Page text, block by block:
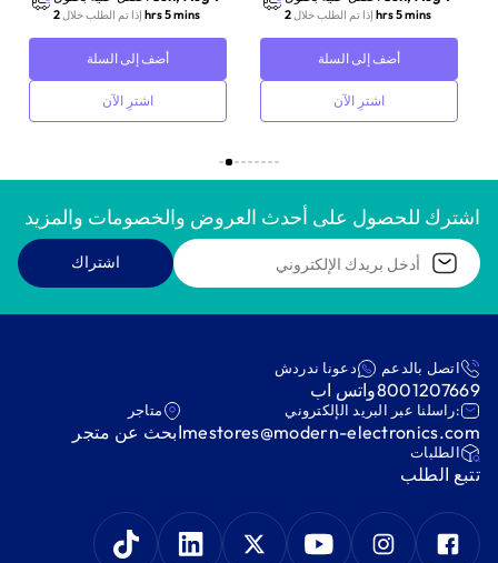
إذا تم الطلب خلال 2 hrs 5 mins
أضف إلى السلة
اشترِ الآن
إذا تم الطلب خلال 2 hrs 5 mins
أضف إلى السلة
اشترِ الآن
اشترك للحصول على أحدث العروض والخصومات والمزيد
اشتراك
اتصل بالدعم
8001207669
دعونا ندردش
واتس اب
:راسلنا عبر البريد الإلكتروني
mestores@modern-electronics.com
متاجر
ابحث عن متجر
‫الطلبات‬
‫تتبع الطلب‬